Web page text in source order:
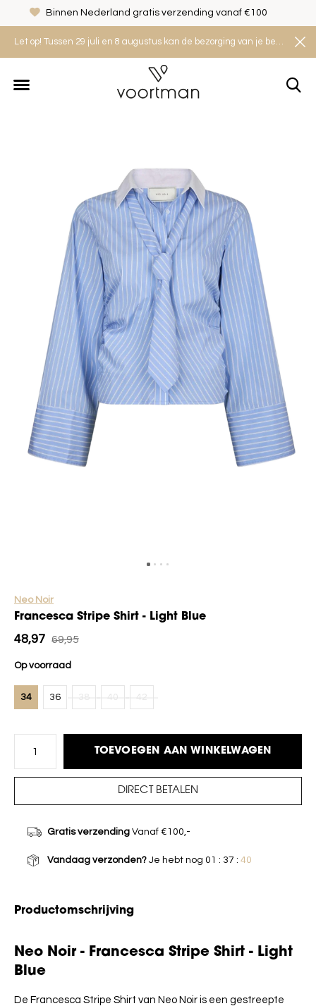
Let op! Tussen 29 juli en 8 augustus kan de bezorging van je bestelling iets langer duren. Houd rekening met een levertijd van 2 tot 4 werkdagen.
Binnen Nederland gratis verzending vanaf €100
Neo Noir
Francesca Stripe Shirt - Light Blue
48,97 69,95
Op voorraad
34 36 38 40 42
TOEVOEGEN AAN WINKELWAGEN
DIRECT BETALEN
Gratis verzendingVanaf €100,-
Vandaag verzonden?Je hebt nog 01 : 37 : 40
Productomschrijving
Neo Noir - Francesca Stripe Shirt - Light
Blue
De Francesca Stripe Shirt van Neo Noir is een gestreepte